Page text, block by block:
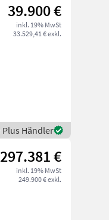
39.900 €
inkl. 19% MwSt
33.529,41 € exkl.
Händler
297.381 €
inkl. 19% MwSt
249.900 € exkl.